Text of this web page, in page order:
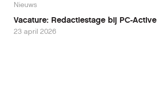
Nieuws
Vacature: Redactiestage bij PC-Active
23 april 2026